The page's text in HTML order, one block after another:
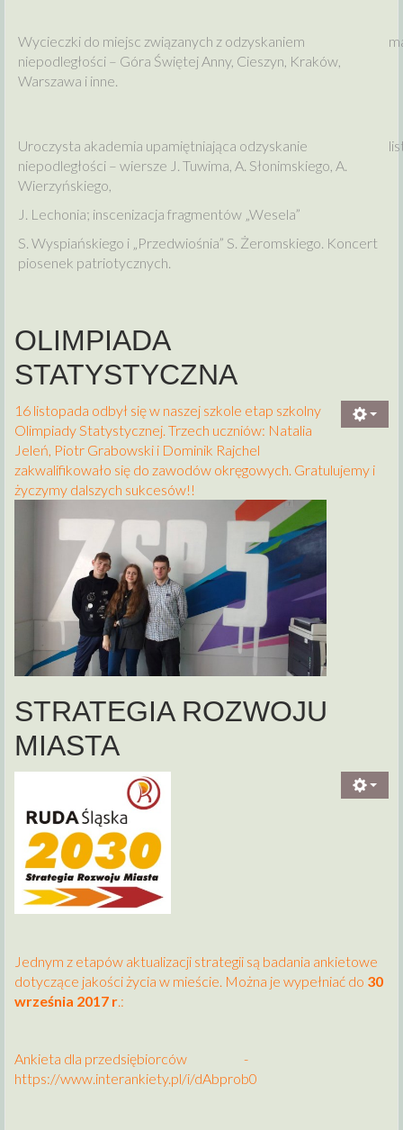
Wycieczki do miejsc związanych z odzyskaniem
niepodległości – Góra Świętej Anny, Cieszyn, Kraków,
Warszawa i inne.
Uroczysta akademia upamiętniająca odzyskanie
niepodległości – wiersze J. Tuwima, A. Słonimskiego, A.
Wierzyńskiego,
J. Lechonia; inscenizacja fragmentów „Wesela”
S. Wyspiańskiego i „Przedwiośnia” S. Żeromskiego. Koncert
piosenek patriotycznych.
OLIMPIADA
STATYSTYCZNA
16 listopada odbył się w naszej szkole etap szkolny
Olimpiady Statystycznej. Trzech uczniów: Natalia
Jeleń, Piotr Grabowski i Dominik Rajchel
zakwalifikowało się do zawodów okręgowych. Gratulujemy i
życzymy dalszych sukcesów!!
STRATEGIA ROZWOJU
MIASTA
Jednym z etapów aktualizacji strategii są badania ankietowe
dotyczące jakości życia w mieście. Można je wypełniać do 30
września 2017 r.:
Ankieta dla przedsiębiorców -
https://www.interankiety.pl/i/dAbprob0